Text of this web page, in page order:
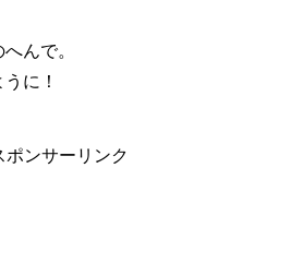
んで。
に！
ポンサーリンク